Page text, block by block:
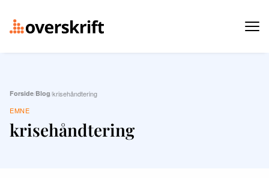
Forside/Blog/krisehåndtering
EMNE
krisehåndtering